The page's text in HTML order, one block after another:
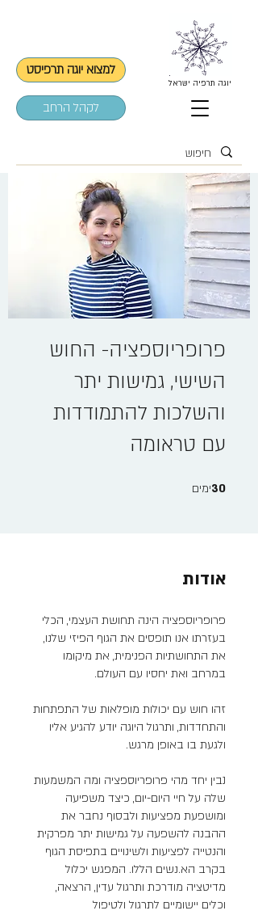
למצוא יוגה תרפיסט
לקהל הרחב
יוגה תרפיה ישראל
פרופריוספציה- החוש
השישי, גמישות יתר
והשלכות להתמודדות
עם טראומה
30ימים
אודות
פרופריוספציה הינה תחושת העצמי, הכלי
בעזרתו אנו תופסים את הגוף הפיזי שלנו,
את התחושתיות הפנימית, את מיקומו
זהו חוש עם יכולות מופלאות של התפתחות
והתחדדות, ותרגול היוגה יודע להגיע אליו
נבין יחד מהי פרופריוספציה ומה המשמעות
שלה על חיי היום-יום, כיצד משפיעה
ומושפעת מפציעות ולבסוף נחבר את
ההבנה להשפעה על גמישות יתר מפרקית
והנטייה לפציעות ולשינויים בתפיסת הגוף
בקרב הא.נשים הללו. המפגש יכלול
מדיטציה מודרכת ותרגול עדין, הרצאה,